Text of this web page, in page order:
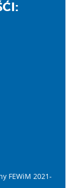
FEWiM 2021-